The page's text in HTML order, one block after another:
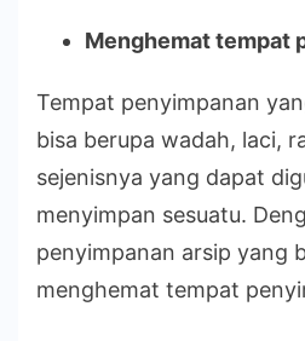
Menghemat tempat
Tempat penyimpanan
bisa berupa wadah, laci,
sejenisnya yang dapat
menyimpan sesuatu.
penyimpanan arsip yang
menghemat tempat